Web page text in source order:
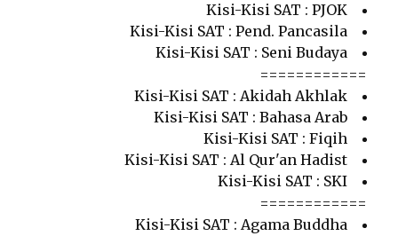
Kisi-Kisi SAT : PJOK
Kisi-Kisi SAT : Pend. Pancasila
Kisi-Kisi SAT : Seni Budaya
============
Kisi-Kisi SAT : Akidah Akhlak
Kisi-Kisi SAT : Bahasa Arab
Kisi-Kisi SAT : Fiqih
Kisi-Kisi SAT : Al Qur'an Hadist
Kisi-Kisi SAT : SKI
============
Kisi-Kisi SAT : Agama Buddha